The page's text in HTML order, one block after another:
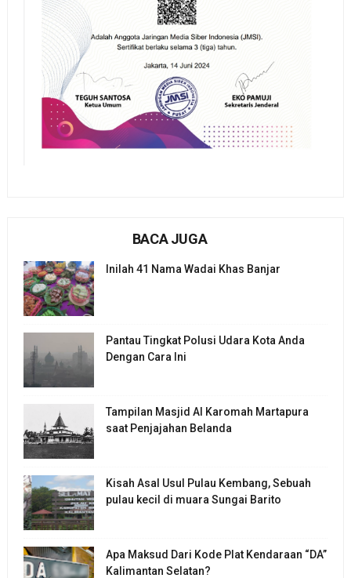
BACA JUGA
Inilah 41 Nama Wadai Khas Banjar
Pantau Tingkat Polusi Udara Kota Anda
Dengan Cara Ini
Tampilan Masjid Al Karomah Martapura
saat Penjajahan Belanda
Kisah Asal Usul Pulau Kembang, Sebuah
pulau kecil di muara Sungai Barito
Apa Maksud Dari Kode Plat Kendaraan “DA”
Kalimantan Selatan?